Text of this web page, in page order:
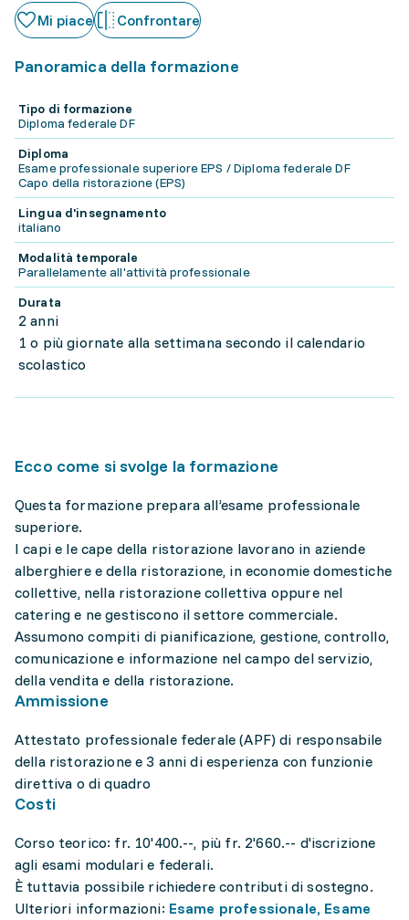
Mi piace Confrontare
Panoramica della formazione
Tipo di formazione
Diploma federale DF
Diploma
Esame professionale superiore EPS / Diploma federale DF
Capo della ristorazione (EPS)
Lingua d'insegnamento
italiano
Modalità temporale
Parallelamente all'attività professionale
Durata
2 anni
1 o più giornate alla settimana secondo il calendario
scolastico
Ecco come si svolge la formazione
Questa formazione prepara all’esame professionale
superiore.
I capi e le cape della ristorazione lavorano in aziende
alberghiere e della ristorazione, in economie domestiche
collettive, nella ristorazione collettiva oppure nel
catering e ne gestiscono il settore commerciale.
Assumono compiti di pianificazione, gestione, controllo,
comunicazione e informazione nel campo del servizio,
della vendita e della ristorazione.
Ammissione
Attestato professionale federale (APF) di responsabile
della ristorazione e 3 anni di esperienza con funzionie
direttiva o di quadro
Costi
Corso teorico: fr. 10'400.--, più fr. 2'660.-- d'iscrizione
agli esami modulari e federali.
È tuttavia possibile richiedere contributi di sostegno.
Ulteriori informazioni: Esame professionale, Esame